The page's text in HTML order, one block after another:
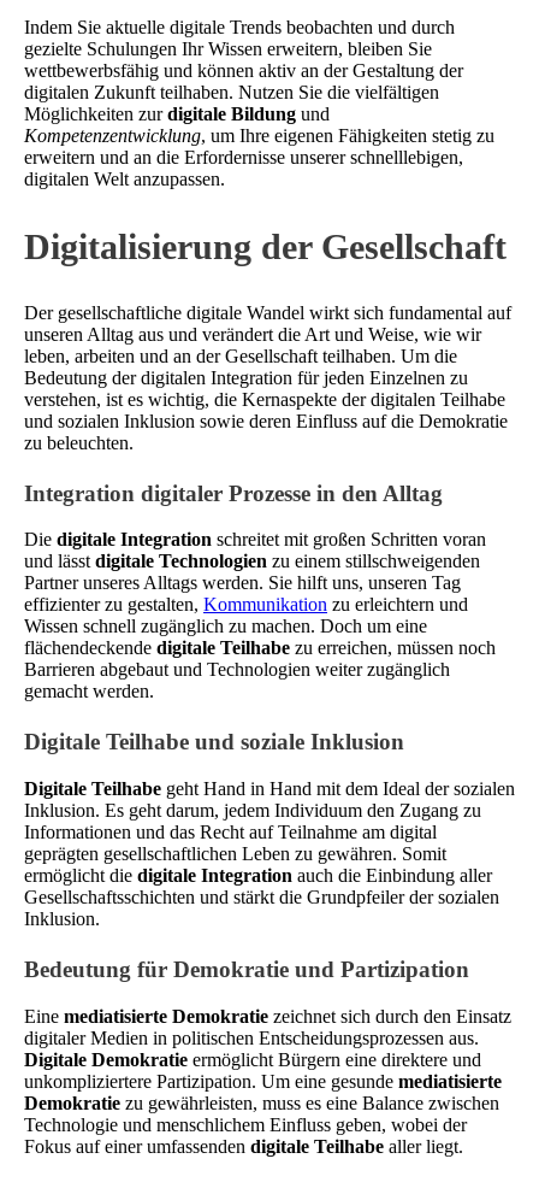
Indem Sie aktuelle digitale Trends beobachten und durch
gezielte Schulungen Ihr Wissen erweitern, bleiben Sie
wettbewerbsfähig und können aktiv an der Gestaltung der
digitalen Zukunft teilhaben. Nutzen Sie die vielfältigen
Möglichkeiten zurdigitale Bildung und
Kompetenzentwicklung, um Ihre eigenen Fähigkeiten stetig zu
erweitern und an die Erfordernisse unserer schnelllebigen,
digitalen Welt anzupassen.
Digitalisierung der Gesellschaft
Der gesellschaftliche digitale Wandel wirkt sich fundamental auf
unseren Alltag aus und verändert die Art und Weise, wie wir
leben, arbeiten und an der Gesellschaft teilhaben. Um die
Bedeutung der digitalen Integration für jeden Einzelnen zu
verstehen, ist es wichtig, die Kernaspekte der digitalen Teilhabe
und sozialen Inklusion sowie deren Einfluss auf die Demokratie
zu beleuchten.
Integration digitaler Prozesse in den Alltag
Die digitale Integration schreitet mit großen Schritten voran
und lässt digitale Technologien zu einem stillschweigenden
Partner unseres Alltags werden. Sie hilft uns, unseren Tag
effizienter zu gestalten, Kommunikation zu erleichtern und
Wissen schnell zugänglich zu machen. Doch um eine
flächendeckende digitale Teilhabe zu erreichen, müssen noch
Barrieren abgebaut und Technologien weiter zugänglich
gemacht werden.
Digitale Teilhabe und soziale Inklusion
Digitale Teilhabe geht Hand in Hand mit dem Ideal der sozialen
Inklusion. Es geht darum, jedem Individuum den Zugang zu
Informationen und das Recht auf Teilnahme am digital
geprägten gesellschaftlichen Leben zu gewähren. Somit
ermöglicht die digitale Integration auch die Einbindung aller
Gesellschaftsschichten und stärkt die Grundpfeiler der sozialen
Inklusion.
Bedeutung für Demokratie und Partizipation
Eine mediatisierte Demokratie zeichnet sich durch den Einsatz
digitaler Medien in politischen Entscheidungsprozessen aus.
Digitale Demokratie ermöglicht Bürgern eine direktere und
unkompliziertere Partizipation. Um eine gesunde mediatisierte
Demokratie zu gewährleisten, muss es eine Balance zwischen
Technologie und menschlichem Einfluss geben, wobei der
Fokus auf einer umfassenden digitale Teilhabe aller liegt.